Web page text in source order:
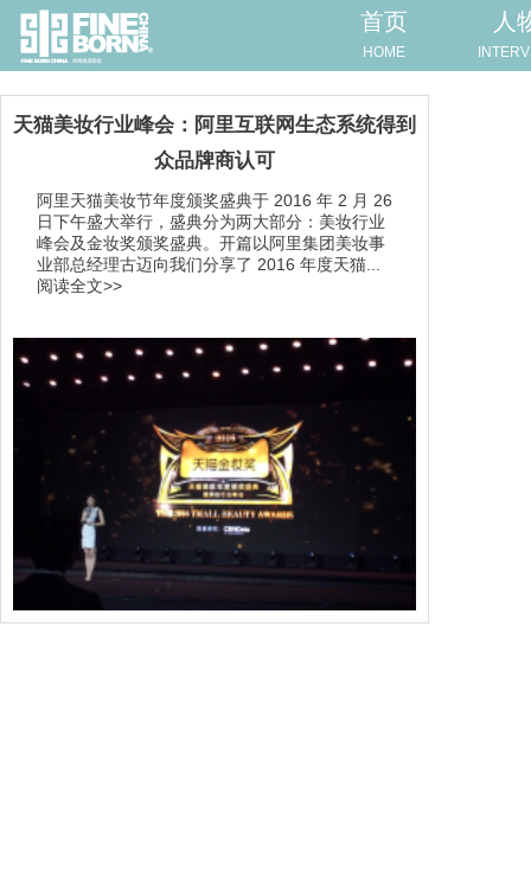
首页
HOME
人
天猫美妆行业峰会：阿里互联网生态系统得到
众品牌商认可
阿里天猫美妆节年度颁奖盛典于 2016 年 2 月 26
日下午盛大举行，盛典分为两大部分：美妆行业
峰会及金妆奖颁奖盛典。开篇以阿里集团美妆事
业部总经理古迈向我们分享了 2016 年度天猫...
阅读全文>>